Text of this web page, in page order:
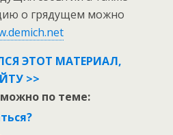
о грядущем можно
ЭТОТ МАТЕРИАЛ,
>>
по теме: